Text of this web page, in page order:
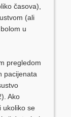
časova),
(ali
u
pregledom
pacijenata
Ako
ukoliko se